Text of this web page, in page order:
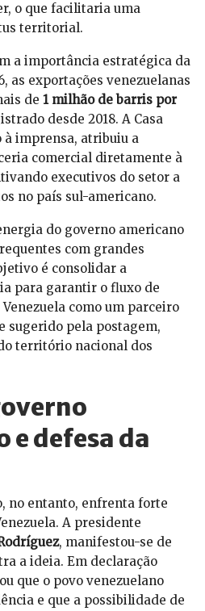
o que facilitaria uma
territorial.
a importância estratégica da
as exportações venezuelanas
de 1 milhão de barris por
desde 2018. A Casa
à imprensa, atribuiu a
comercial diretamente à
executivos do setor a
no país sul-americano.
do governo americano
com grandes
é consolidar a
para garantir o fluxo de
como um parceiro
sugerido pela postagem,
território nacional dos
e defesa da
no entanto, enfrenta forte
A presidente
, manifestou-se de
a ideia. Em declaração
que o povo venezuelano
e que a possibilidade de